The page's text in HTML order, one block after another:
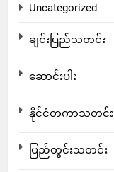
Uncategorized
ချင်းပြည်သတင်း
ဆောင်းပါး
နိုင်ငံတကာသတင်း
ပြည်တွင်းသတင်း